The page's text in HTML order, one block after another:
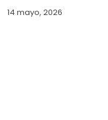
14 mayo, 2026